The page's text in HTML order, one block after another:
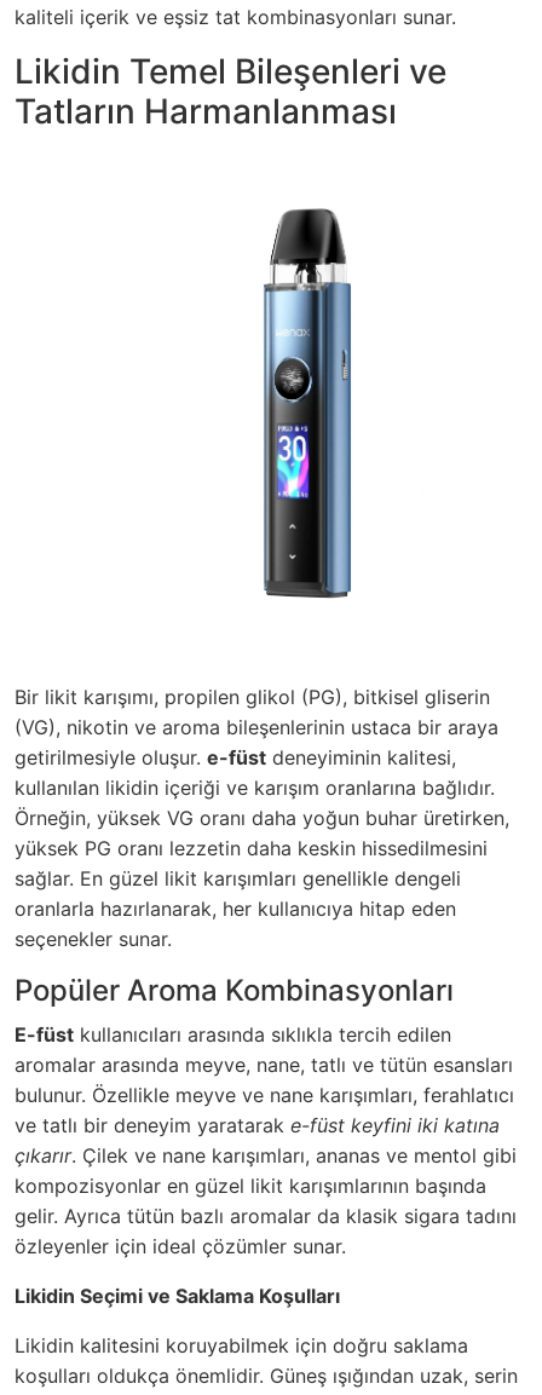
kaliteli içerik ve eşsiz tat kombinasyonları sunar.
Likidin Temel Bileşenleri ve
Tatların Harmanlanması
Bir likit karışımı, propilen glikol (PG), bitkisel gliserin
(VG), nikotin ve aroma bileşenlerinin ustaca bir araya
getirilmesiyle oluşur. e-füst deneyiminin kalitesi,
kullanılan likidin içeriği ve karışım oranlarına bağlıdır.
Örneğin, yüksek VG oranı daha yoğun buhar üretirken,
yüksek PG oranı lezzetin daha keskin hissedilmesini
sağlar. En güzel likit karışımları genellikle dengeli
oranlarla hazırlanarak, her kullanıcıya hitap eden
seçenekler sunar.
Popüler Aroma Kombinasyonları
E-füst kullanıcıları arasında sıklıkla tercih edilen
aromalar arasında meyve, nane, tatlı ve tütün esansları
bulunur. Özellikle meyve ve nane karışımları, ferahlatıcı
ve tatlı bir deneyim yaratarak e-füst keyfini iki katına
çıkarır. Çilek ve nane karışımları, ananas ve mentol gibi
kompozisyonlar en güzel likit karışımlarının başında
gelir. Ayrıca tütün bazlı aromalar da klasik sigara tadını
özleyenler için ideal çözümler sunar.
Likidin Seçimi ve Saklama Koşulları
Likidin kalitesini koruyabilmek için doğru saklama
koşulları oldukça önemlidir. Güneş ışığından uzak, serin